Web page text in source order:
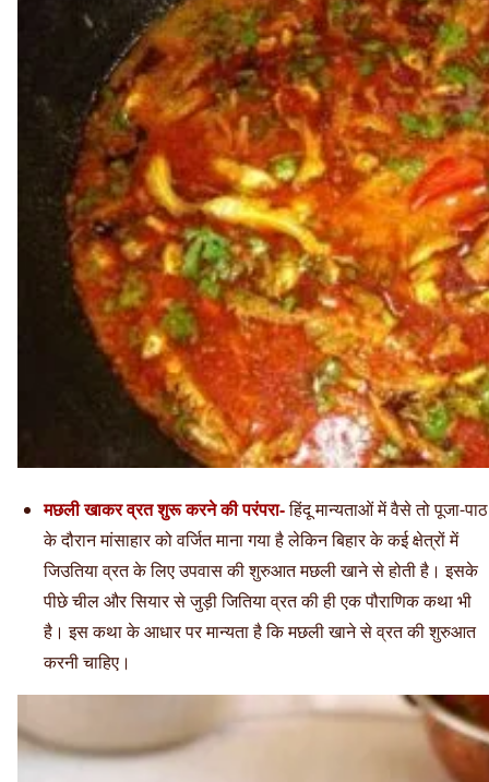
मछली खाकर व्रत शुरू करने की परंपरा-हिंदू मान्यताओं में वैसे तो पूजा-पाठ
के दौरान मांसाहार को वर्जित माना गया है लेकिन बिहार के कई क्षेत्रों में
जिउतिया व्रत के लिए उपवास की शुरुआत मछली खाने से होती है। इसके
पीछे चील और सियार से जुड़ी जितिया व्रत की ही एक पौराणिक कथा भी
है। इस कथा के आधार पर मान्यता है कि मछली खाने से व्रत की शुरुआत
करनी चाहिए।